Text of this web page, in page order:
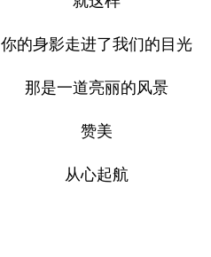
你的身影走进了我们的目光
那是一道亮丽的风景
赞美
从心起航